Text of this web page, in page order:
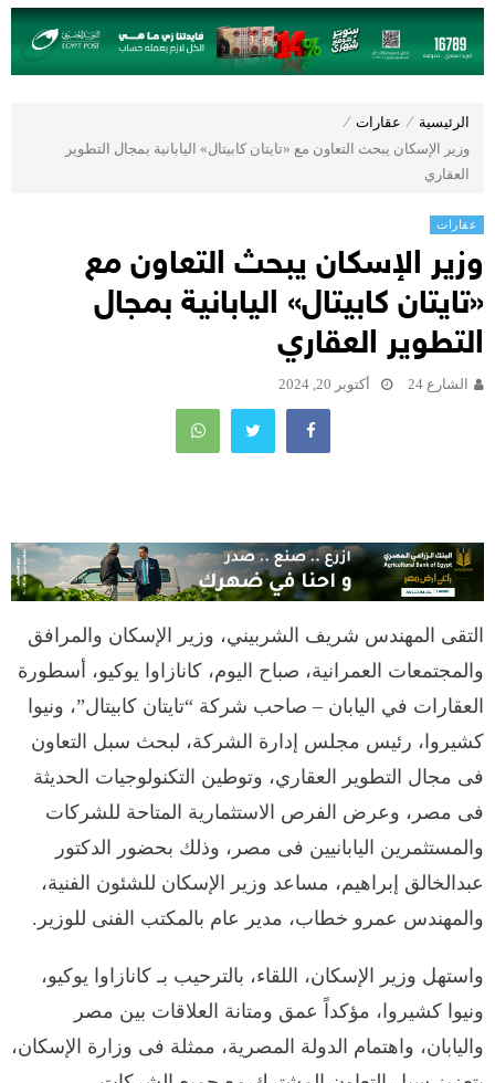
الرئيسية ⁄ عقارات ⁄
وزير الإسكان يبحث التعاون مع «تايتان كابيتال» اليابانية بمجال التطوير
العقاري
عقارات
وزير الإسكان يبحث التعاون مع
«تايتان كابيتال» اليابانية بمجال
التطوير العقاري
الشارع 24 أكتوبر 20, 2024
التقى المهندس شريف الشربيني، وزير الإسكان والمرافق
والمجتمعات العمرانية، صباح اليوم، كانازاوا يوكيو، أسطورة
العقارات في اليابان – صاحب شركة “تايتان كابيتال”، ونيوا
كشيروا، رئيس مجلس إدارة الشركة، لبحث سبل التعاون
فى مجال التطوير العقاري، وتوطين التكنولوجيات الحديثة
فى مصر، وعرض الفرص الاستثمارية المتاحة للشركات
والمستثمرين اليابانيين فى مصر، وذلك بحضور الدكتور
عبدالخالق إبراهيم، مساعد وزير الإسكان للشئون الفنية،
والمهندس عمرو خطاب، مدير عام بالمكتب الفنى للوزير.
واستهل وزير الإسكان، اللقاء، بالترحيب بـ كانازاوا يوكيو،
ونيوا كشيروا، مؤكداً عمق ومتانة العلاقات بين مصر
واليابان، واهتمام الدولة المصرية، ممثلة فى وزارة الإسكان،